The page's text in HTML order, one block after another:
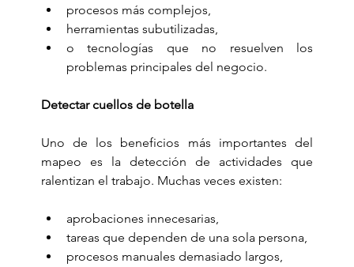
procesos más complejos,
herramientas subutilizadas,
o tecnologías que no resuelven los
problemas principales del negocio.
Detectar cuellos de botella
Uno de los beneficios más importantes del
mapeo es la detección de actividades que
ralentizan el trabajo. Muchas veces existen:
aprobaciones innecesarias,
tareas que dependen de una sola persona,
procesos manuales demasiado largos,